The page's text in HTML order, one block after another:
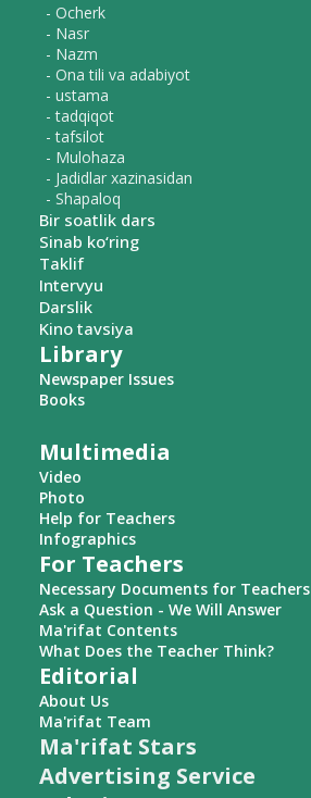
- Ocherk
- Nasr
- Nazm
- Ona tili va adabiyot
- ustama
- tadqiqot
- tafsilot
- Mulohaza
- Jadidlar xazinasidan
- Shapaloq
Bir soatlik dars
Sinab ko‘ring
Taklif
Intervyu
Darslik
Kino tavsiya
Library
Newspaper Issues
Books
Multimedia
Video
Photo
Help for Teachers
Infographics
For Teachers
Necessary Documents for Teachers
Ask a Question - We Will Answer
Ma'rifat Contents
What Does the Teacher Think?
Editorial
About Us
Ma'rifat Team
Ma'rifat Stars
Advertising Service